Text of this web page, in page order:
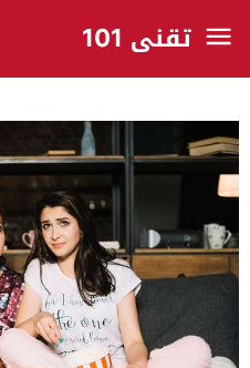
تقني 101